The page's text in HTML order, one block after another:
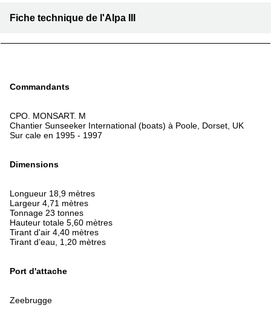
Fiche technique de l'Alpa III
Commandants
CPO. MONSART. M
Chantier Sunseeker International (boats) à Poole, Dorset, UK
Sur cale en 1995 - 1997
Dimensions
Longueur 18,9 mètres
Largeur 4,71 mètres
Tonnage 23 tonnes
Hauteur totale 5,60 mètres
Tirant d'air 4,40 mètres
Tirant d’eau, 1,20 mètres
Port d'attache
Zeebrugge